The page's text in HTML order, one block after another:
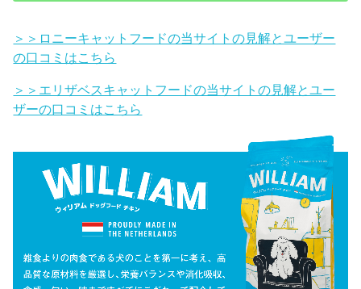
＞＞ロニーキャットフードの当サイトの見解とユーザー
の口コミはこちら
＞＞エリザベスキャットフードの当サイトの見解とユー
ザーの口コミはこちら